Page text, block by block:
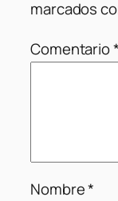
marcados
Comentario*
Nombre*